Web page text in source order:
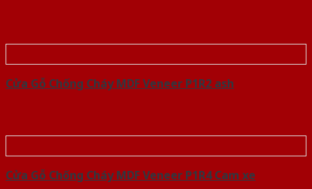
Cửa Gỗ Chống Cháy MDF Veneer P1R2 ash
Cửa Gỗ Chống Cháy MDF Veneer P1R4 Cam xe